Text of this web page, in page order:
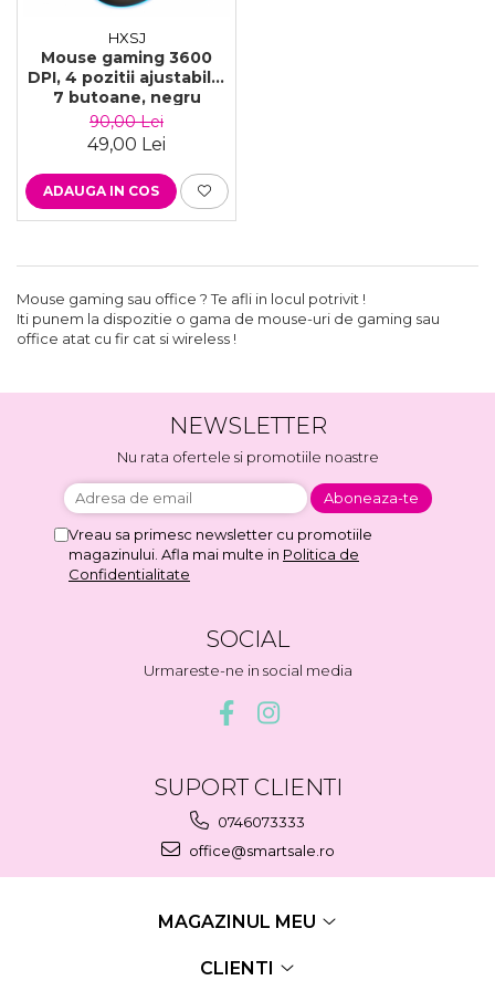
HXSJ
Mouse gaming 3600
DPI, 4 pozitii ajustabile,
7 butoane, negru
90,00 Lei
49,00 Lei
ADAUGA IN COS
Mouse gaming sau office ? Te afli in locul potrivit !
Iti punem la dispozitie o gama de mouse-uri de gaming sau
office atat cu fir cat si wireless !
NEWSLETTER
Nu rata ofertele si promotiile noastre
Vreau sa primesc newsletter cu promotiile
magazinului. Afla mai multe in Politica de
Confidentialitate
SOCIAL
Urmareste-ne in social media
SUPORT CLIENTI
0746073333
office@smartsale.ro
MAGAZINUL MEU
CLIENTI